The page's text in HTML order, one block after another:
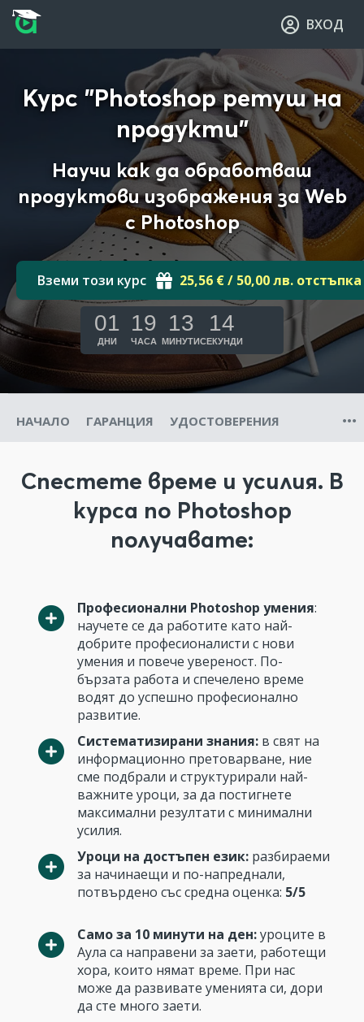
Прескочи към основното съдържание
Прескочи към навигацията
ВХОД
Курс "Photoshop ретуш на
продукти"
Научи как да обработваш
продуктови изображения за Web
с Photoshop
Вземи този курс 25,56 € / 50,00 лв. отстъпка
01
ДНИ
19
ЧАСА
13
МИНУТИ
13
СЕКУНДИ
НАЧАЛО ГАРАНЦИЯ УДОСТОВЕРЕНИЯ
Спестете време и усилия. В
курса по Photoshop
получавате:
Професионални Photoshop умения:
научете се да работите като най-
добрите професионалисти с нови
умения и повече увереност. По-
бързата работа и спечелено време
водят до успешно професионално
развитие.
Систематизирани знания: в свят на
информационно претоварване, ние
сме подбрали и структурирали най-
важните уроци, за да постигнете
максимални резултати с минимални
усилия.
Уроци на достъпен език: разбираеми
за начинаещи и по-напреднали,
потвърдено със средна оценка: 5/5
Само за 10 минути на ден:уроците в
Аула са направени за заети, работещи
хора, които нямат време. При нас
може да развивате уменията си, дори
да сте много заети.